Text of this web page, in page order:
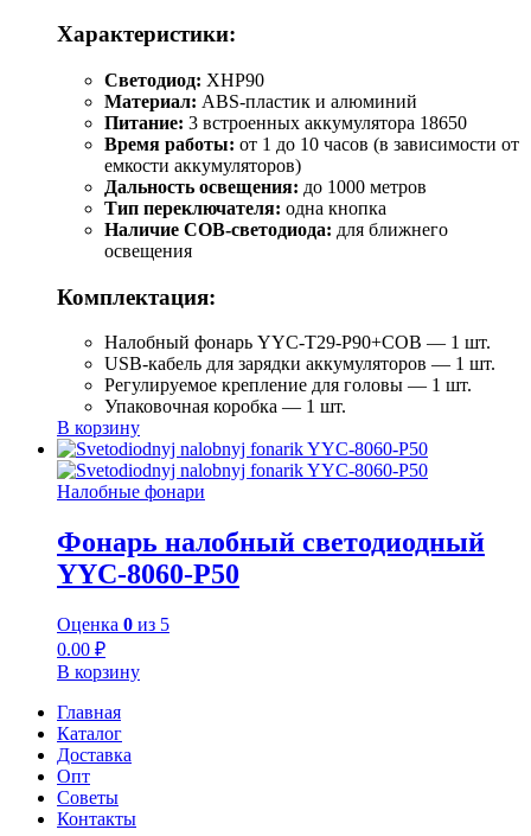
Характеристики:
Светодиод: XHP90
Материал: ABS-пластик и алюминий
Питание: 3 встроенных аккумулятора 18650
Время работы: от 1 до 10 часов (в зависимости от
емкости аккумуляторов)
Дальность освещения: до 1000 метров
Тип переключателя: одна кнопка
Наличие COB-светодиода: для ближнего
освещения
Комплектация:
Налобный фонарь YYC-T29-P90+COB — 1 шт.
USB-кабель для зарядки аккумуляторов — 1 шт.
Регулируемое крепление для головы — 1 шт.
Упаковочная коробка — 1 шт.
В корзину
Налобные фонари
Фонарь налобный светодиодный
YYC-8060-P50
Оценка 0 из 5
0.00 ₽
В корзину
Главная
Каталог
Доставка
Опт
Советы
Контакты